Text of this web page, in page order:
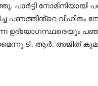
പാർട്ടി
പണത്തിൻ്റെ
ടി. ആർ. അജിത്